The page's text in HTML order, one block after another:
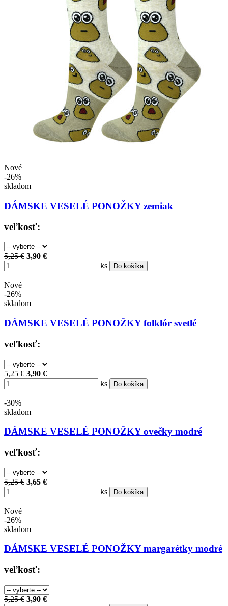
Nové
-26%
skladom
DÁMSKE VESELÉ PONOŽKY zemiak
veľkosť:
5,25 € 3,90 €
ks
Do košíka
Nové
-26%
skladom
DÁMSKE VESELÉ PONOŽKY folklór svetlé
veľkosť:
5,25 € 3,90 €
ks
Do košíka
-30%
skladom
DÁMSKE VESELÉ PONOŽKY ovečky modré
veľkosť:
5,25 € 3,65 €
ks
Do košíka
Nové
-26%
skladom
DÁMSKE VESELÉ PONOŽKY margarétky modré
veľkosť:
5,25 € 3,90 €